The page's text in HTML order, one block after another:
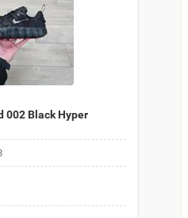
002 Black Hyper